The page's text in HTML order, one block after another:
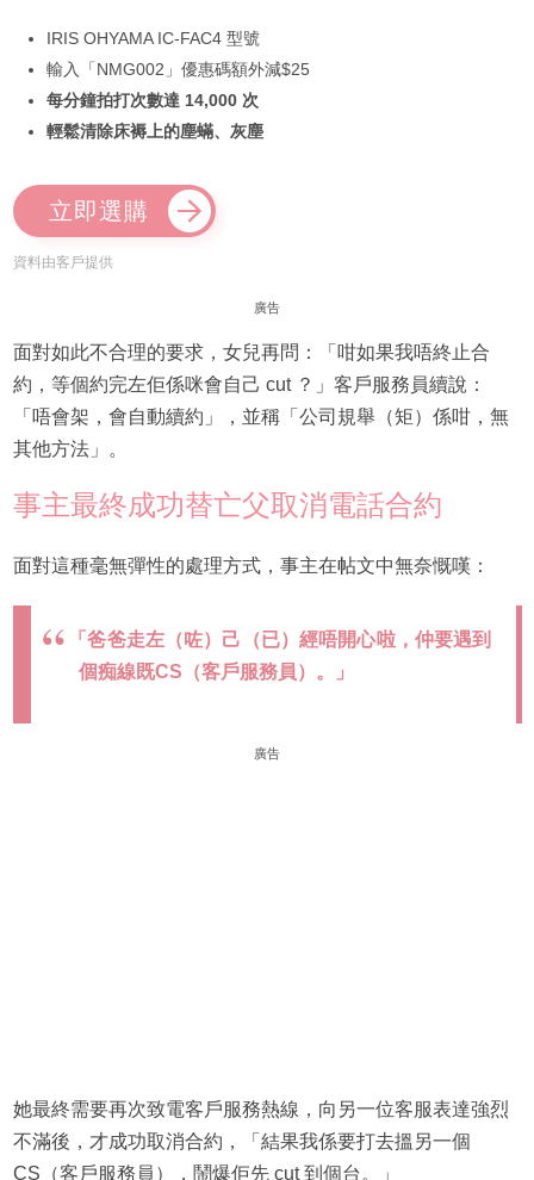
IRIS OHYAMA IC-FAC4 型號
輸入「NMG002」優惠碼額外減$25
每分鐘拍打次數達 14,000 次
輕鬆清除床褥上的塵蟎、灰塵
立即選購
資料由客戶提供
廣告
面對如此不合理的要求，女兒再問：「咁如果我唔終止合
約，等個約完左佢係咪會自己 cut ？」客戶服務員續說：
「唔會架，會自動續約」，並稱「公司規舉（矩）係咁，無
其他方法」。
事主最終成功替亡父取消電話合約
面對這種毫無彈性的處理方式，事主在帖文中無奈慨嘆：
「爸爸走左（咗）己（已）經唔開心啦，仲要遇到
個痴線既CS（客戶服務員）。」
廣告
她最終需要再次致電客戶服務熱線，向另一位客服表達強烈
不滿後，才成功取消合約，「結果我係要打去搵另一個
CS（客戶服務員），鬧爆佢先 cut 到個台。」